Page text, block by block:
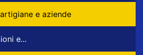
e aziende
e...